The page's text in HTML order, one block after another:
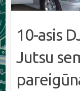
10-asis
Jutsu